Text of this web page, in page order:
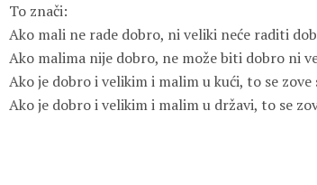
To znači:
Ako mali ne rade dobro, ni veliki neće raditi
Ako malima nije dobro, ne može biti dobro ni
Ako je dobro i velikim i malim u kući, to se zove
Ako je dobro i velikim i malim u državi, to se